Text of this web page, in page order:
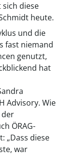
diese
heute.
und die
fast niemand
genutzt,
hat
Advisory. Wie
der
ÖRAG-
„Dass diese
war